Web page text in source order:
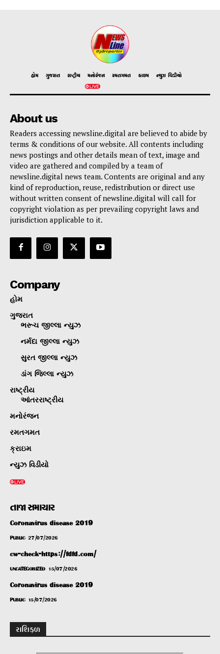
હોમ ગુજરાત રાષ્ટ્રીય મનોરંજન રમતગમત ક્રાઇમ ન્યુઝ વિડીયો
About us
Readers accessing newsline.digital are believed to abide by
terms & conditions of our website. All contents including
news postings and other details mean of text, image and
video are gathered and compiled by a team of
newsline.digital news team. Contents are original and any
kind of reproduction, reuse, redistribution or direct use
without written consent of newsline.digital will call for
copyright violation as per prevailing copyright laws and
jurisdiction applicable to it.
Company
હોમ
ગુજરાત
ભરૂચ જીલ્લા ન્યુઝ
નર્મદા જીલ્લા ન્યુઝ
સુરત જીલ્લા ન્યુઝ
ડાંગ જિલ્લા ન્યુઝ
રાષ્ટ્રીય
આંતરરાષ્ટ્રીય
મનોરંજન
રમતગમત
ક્રાઇમ
ન્યુઝ વિડીયો
તાજા સમાચાર
Coronavirus disease 2019
PUBLIC 27/07/2026
cw-check-https://fdfd.com/
UNCATEGORIZED 15/07/2026
Coronavirus disease 2019
PUBLIC 15/07/2026
રાશિફળ